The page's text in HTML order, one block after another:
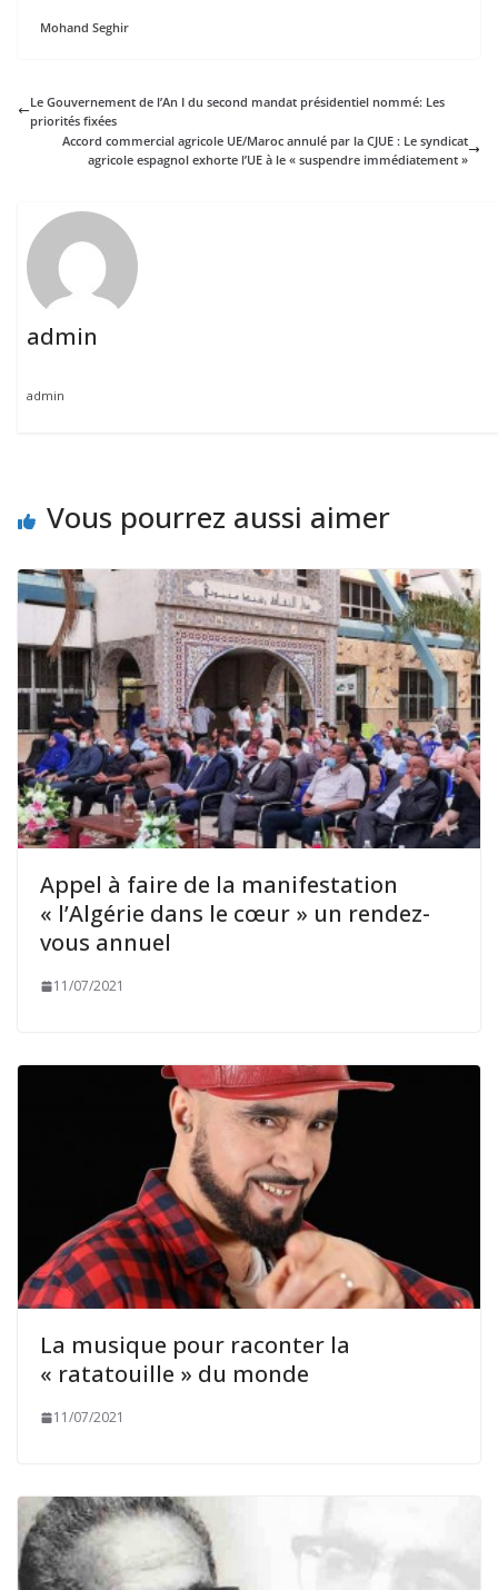
Mohand Seghir
Le Gouvernement de l’An I du second mandat présidentiel nommé: Les
priorités fixées
Accord commercial agricole UE/Maroc annulé par la CJUE : Le syndicat
agricole espagnol exhorte l’UE à le « suspendre immédiatement »
admin
admin
Vous pourrez aussi aimer
Appel à faire de la manifestation
« l’Algérie dans le cœur » un rendez-
vous annuel
11/07/2021
La musique pour raconter la
« ratatouille » du monde
11/07/2021